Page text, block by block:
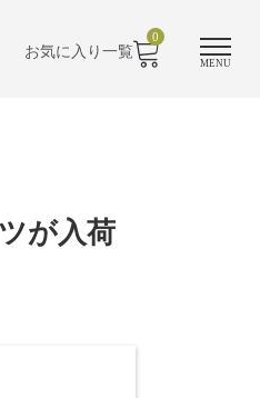
MENU
お気に入り一覧
0
が入荷